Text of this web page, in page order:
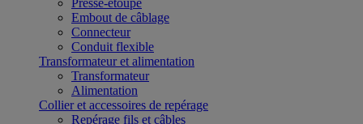
Presse-étoupe
Embout de câblage
Connecteur
Conduit flexible
Transformateur et alimentation
Transformateur
Alimentation
Collier et accessoires de repérage
Repérage fils et câbles